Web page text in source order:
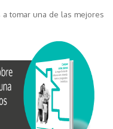
a tomar una de las mejores